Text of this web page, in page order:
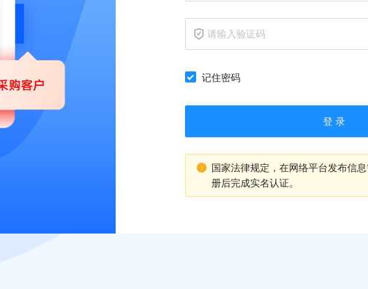
记住密码
登 录
国家法律规定，在网络平台发布信
册后完成实名认证。